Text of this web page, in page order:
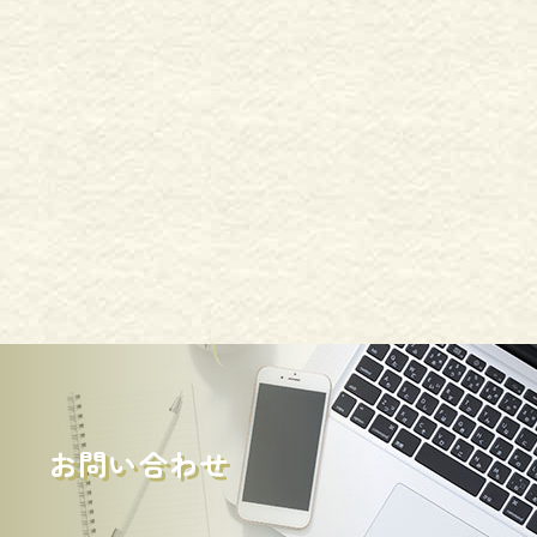
お問い合わせ